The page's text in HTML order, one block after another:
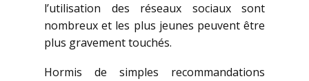
l’utilisation des réseaux sociaux sont
nombreux et les plus jeunes peuvent être
plus gravement touchés.
Hormis de simples recommandations